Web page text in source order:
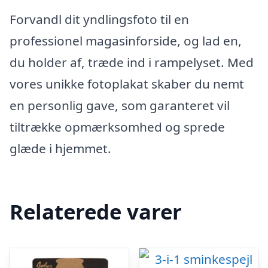
Forvandl dit yndlingsfoto til en
professionel magasinforside, og lad en,
du holder af, træde ind i rampelyset. Med
vores unikke fotoplakat skaber du nemt
en personlig gave, som garanteret vil
tiltrække opmærksomhed og sprede
glæde i hjemmet.
Relaterede varer